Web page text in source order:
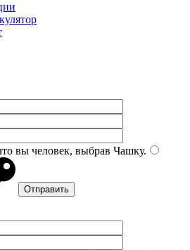
вы человек, выбрав Чашку.